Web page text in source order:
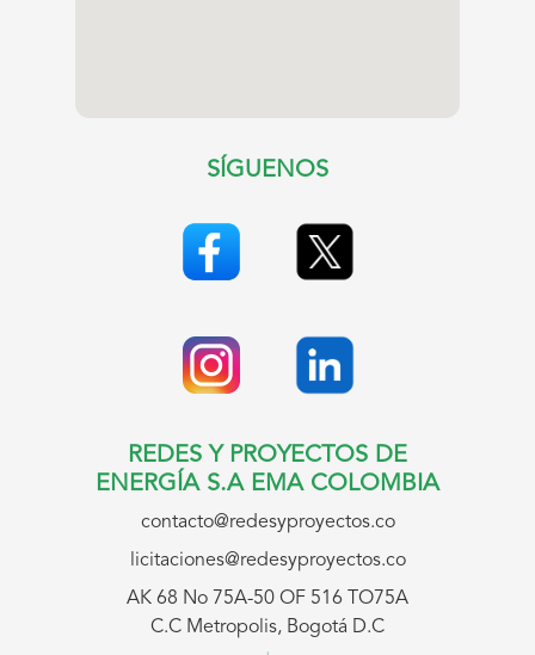
SÍGUENOS
REDES Y PROYECTOS DE
ENERGÍA S.A EMA COLOMBIA
contacto@redesyproyectos.co
licitaciones@redesyproyectos.co
AK 68 No 75A-50 OF 516 TO75A
C.C Metropolis, Bogotá D.C